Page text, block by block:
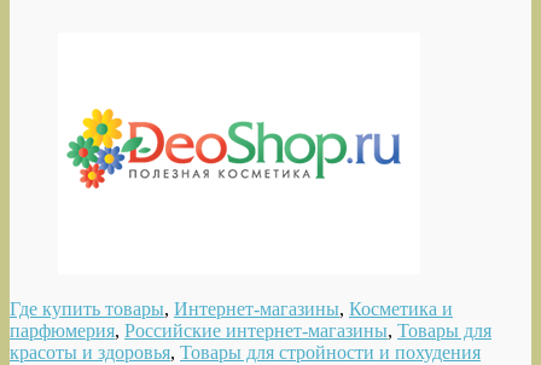
Где купить товары, Интернет-магазины, Косметика и
парфюмерия, Российские интернет-магазины, Товары для
красоты и здоровья, Товары для стройности и похудения